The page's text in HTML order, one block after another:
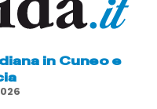
in Cuneo e